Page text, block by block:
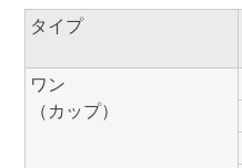
タイプ
ワン
（カップ）